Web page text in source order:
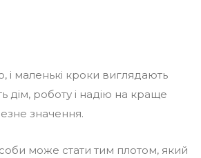
маленькі кроки виглядають
дім, роботу і надію на краще
значення.
може стати тим плотом, який